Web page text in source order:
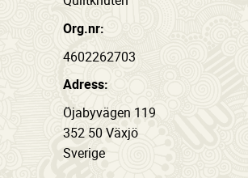
Org.nr:
4602262703
Adress:
Öjabyvägen 119
352 50 Växjö
Sverige